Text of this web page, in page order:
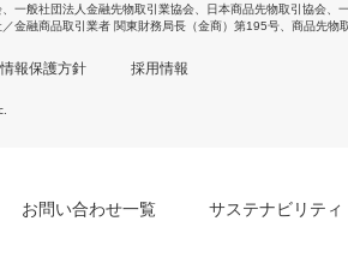
一般社団法人金融先物取引業協会 日本商品先物取引協会
金融商品取引業者 関東財務局長（金商）第195号、商品先物
報保護方針 採用情報
お問い合わせ一覧 サステナビリティ